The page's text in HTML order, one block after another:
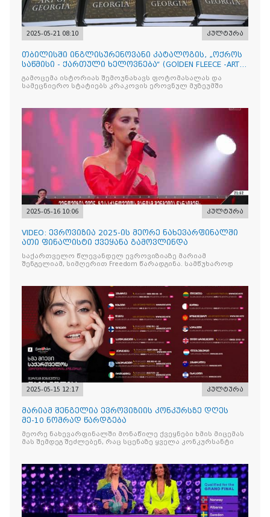
2025-05-21 08:10 კულტურა
თბილისში ინგლისურენოვანი კატალოგის, „ოქროს
საწმისი - ქართული ხელოვნება“ (GOlDEN FLEECE -ART
OF GEORG
გამოცემა ისტორიას შემოუნახავს ფოტომასალას და
სამეცნიერო სტატიებს კრაკოვის ეროვნულ მუზეუმში
2025-05-16 10:06 კულტურა
VIDEO: ევროვიზია 2025-ის მეორე ნახევარფინალში
ათი ფინალისტი ქვეყანა გამოვლინდა
საქართველო წლევანდელ ევროვიზიაზე მარიამ
შენგელიამ, სიმღერით Freedom წარადგინა. სამწუხაროდ
2025-05-15 12:17 კულტურა
მარიამ შენგელია ევროვიზიის კონკურსზე დღეს
მე-10 ნომრად წარდგება
მეორე ნახევარფინალში მონაწილე ქვეყნები ხმის მიცემას
მას შემდეგ შეძლებენ, რაც სცენაზე ყველა კონკურსანტი